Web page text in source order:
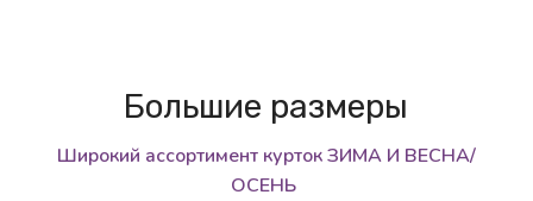
Большие размеры
Широкий ассортимент курток ЗИМА И ВЕСНА/
ОСЕНЬ